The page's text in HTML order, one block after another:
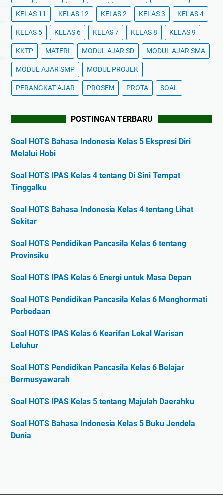
KELAS 11 KELAS 12 KELAS 2 KELAS 3 KELAS 4
KELAS 5 KELAS 6 KELAS 7 KELAS 8 KELAS 9
KKTP MATERI MODUL AJAR SD MODUL AJAR SMA
MODUL AJAR SMP MODUL PROJEK
PERANGKAT AJAR PROSEM PROTA SOAL
POSTINGAN TERBARU
Soal HOTS Bahasa Indonesia Kelas 5 Ekspresi Diri
Melalui Hobi
Soal HOTS IPAS Kelas 4 tentang Di Sini Tempat
Tinggalku
Soal HOTS Bahasa Indonesia Kelas 4 tentang Lihat
Sekitar
Soal HOTS Pendidikan Pancasila Kelas 6 tentang
Provinsiku
Soal HOTS IPAS Kelas 6 Energi untuk Masa Depan
Soal HOTS Pendidikan Pancasila Kelas 6 Menghormati
Perbedaan
Soal HOTS IPAS Kelas 6 Kearifan Lokal Warisan
Leluhur
Soal HOTS Pendidikan Pancasila Kelas 6 Belajar
Bermusyawarah
Soal HOTS IPAS Kelas 5 tentang Majulah Daerahku
Soal HOTS Bahasa Indonesia Kelas 5 Buku Jendela
Dunia